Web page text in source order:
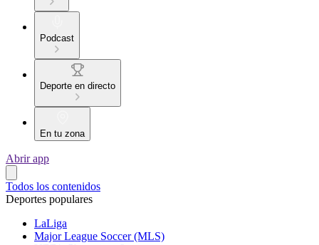
Podcast
Deporte en directo
En tu zona
Abrir app
Todos los contenidos
Deportes populares
LaLiga
Major League Soccer (MLS)